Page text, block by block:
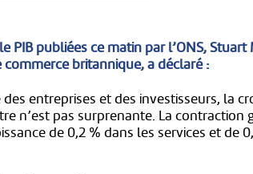
PIB publiées ce matin par l’ONS, Stuart
britannique, a déclaré :
entreprises et des investisseurs, la
n’est pas surprenante. La contraction
de 0,2 % dans les services et de